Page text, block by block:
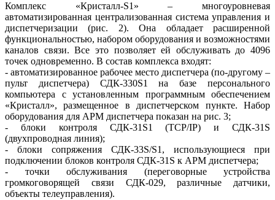
Комплекс «Кристалл-S1» – многоуровневая
автоматизированная централизованная система управления и
диспетчеризации (рис. 2). Она обладает расширенной
функциональностью, набором оборудования и возможностями
каналов связи. Все это позволяет ей обслуживать до 4096
точек одновременно. В состав комплекса входят:
- автоматизированное рабочее место диспетчера (по-другому –
пульт диспетчера) СДК‑330S1 на ба­зе персонального
компьютера с установленным программным обеспечением
«Кристалл», размещенное в диспетчерском пункте. Набор
оборудования для АРМ диспетчера показан на рис. 3;
- блоки контроля СДК‑31S1 (TCP/IP) и СДК‑31S
(двухпроводная линия);
- блоки сопряжения СДК‑33S/S1, использующиеся при
подключении блоков контроля СДК‑31S к АРМ диспетчера;
- точки обслуживания (переговорные устройства
громкоговорящей связи СДК‑029, различные датчики,
объекты телеуправления).